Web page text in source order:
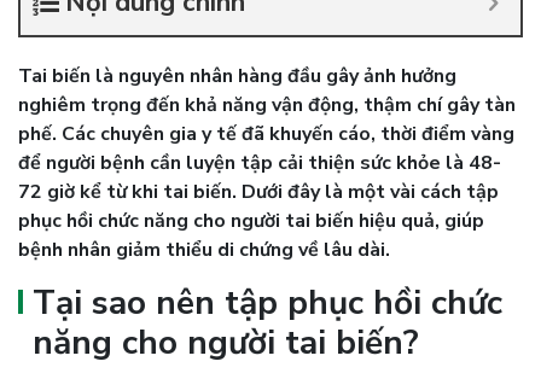
Tai biến là nguyên nhân hàng đầu gây ảnh hưởng
nghiêm trọng đến khả năng vận động, thậm chí gây tàn
phế. Các chuyên gia y tế đã khuyến cáo, thời điểm vàng
để người bệnh cần luyện tập cải thiện sức khỏe là 48-
72 giờ kể từ khi tai biến. Dưới đây là một vài cách tập
phục hồi chức năng cho người tai biến hiệu quả, giúp
bệnh nhân giảm thiểu di chứng về lâu dài.
Tại sao nên tập phục hồi chức
năng cho người tai biến?